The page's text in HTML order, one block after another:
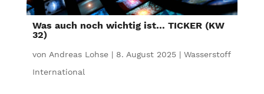
Was auch noch wichtig ist… TICKER (KW
32)
von Andreas Lohse| 8. August 2025| Wasserstoff
International